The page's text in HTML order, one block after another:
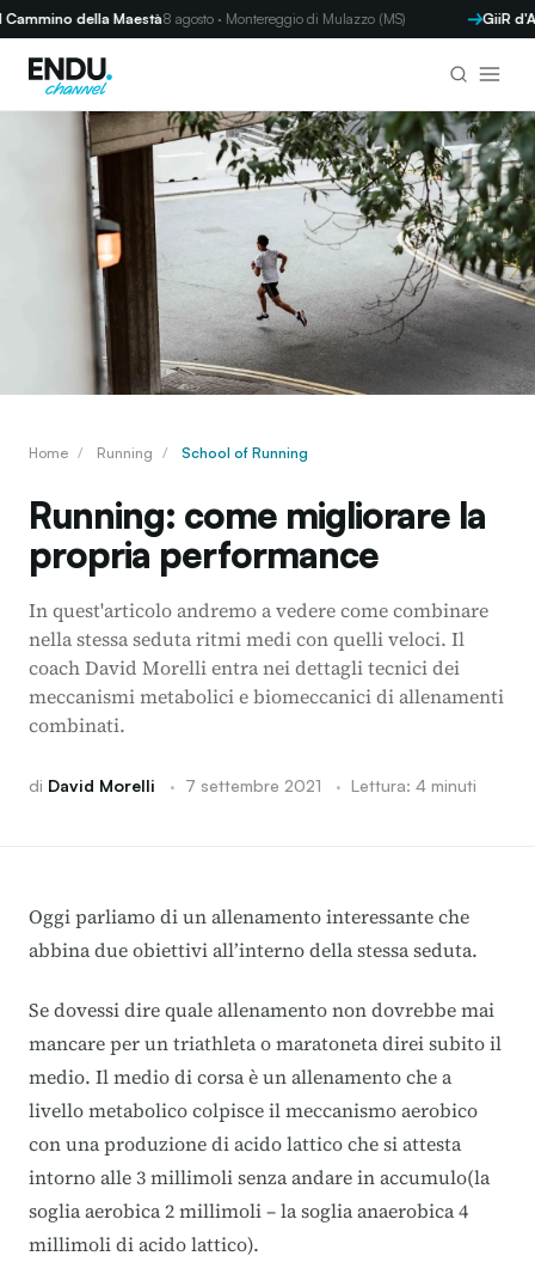
della Maestà8 agosto · Montereggio di Mulazzo (MS) GiiR d'ANDOSS
Home / Running / School of Running
Running: come migliorare la
propria performance
In quest'articolo andremo a vedere come combinare
nella stessa seduta ritmi medi con quelli veloci. Il
coach David Morelli entra nei dettagli tecnici dei
meccanismi metabolici e biomeccanici di allenamenti
combinati.
di David Morelli · 7 settembre 2021 · Lettura: 4 minuti
Oggi parliamo di un allenamento interessante che
abbina due obiettivi all’interno della stessa seduta.
Se dovessi dire quale allenamento non dovrebbe mai
mancare per un triathleta o maratoneta direi subito il
medio. Il medio di corsa è un allenamento che a
livello metabolico colpisce il meccanismo aerobico
con una produzione di acido lattico che si attesta
intorno alle 3 millimoli senza andare in accumulo(la
soglia aerobica 2 millimoli – la soglia anaerobica 4
millimoli di acido lattico).